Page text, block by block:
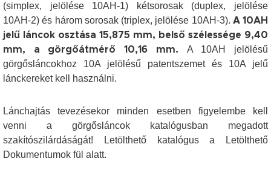
(simplex, jelölése 10AH-1) kétsorosak (duplex, jelölése
10AH-2) és három sorosak (triplex, jelölése 10AH-3). A 10AH
jelű láncok osztása 15,875 mm, belső szélessége 9,40
mm, a görgőátmérő 10,16 mm. A 10AH jelölésű
görgősláncokhoz 10A jelölésű patentszemet és 10A jelű
lánckereket kell használni.
Lánchajtás tevezésekor minden esetben figyelembe kell
venni a görgősláncok katalógusban megadott
szakítószilárdáságát! Letölthető katalógus a Letölthető
Dokumentumok fül alatt.